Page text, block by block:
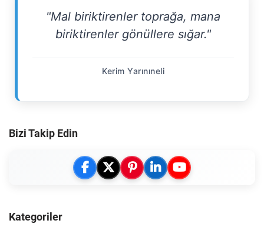
"Mal biriktirenler toprağa, mana
biriktirenler gönüllere sığar."
Kerim Yarınıneli
Bizi Takip Edin
Kategoriler